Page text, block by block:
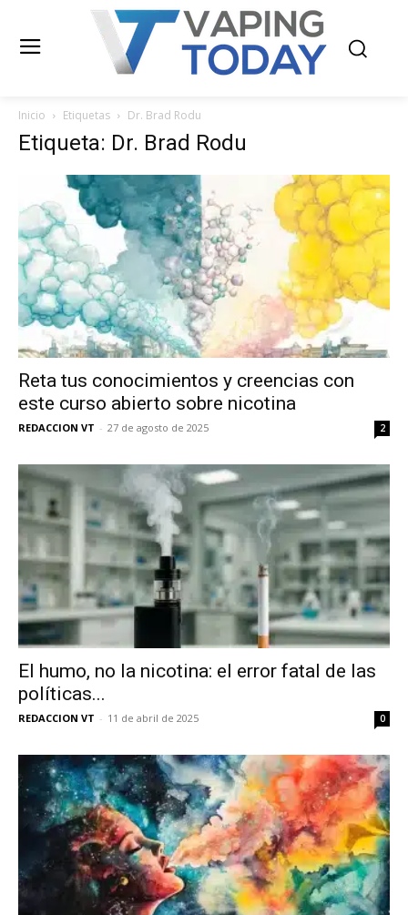
Inicio Etiquetas Dr. Brad Rodu
Etiqueta: Dr. Brad Rodu
Reta tus conocimientos y creencias con
este curso abierto sobre nicotina
REDACCION VT - 27 de agosto de 2025 2
El humo, no la nicotina: el error fatal de las
políticas...
REDACCION VT - 11 de abril de 2025 0